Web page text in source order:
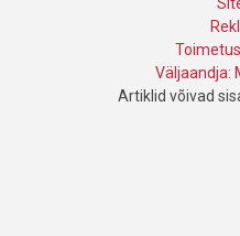
Väljaandja:
Artiklid võivad